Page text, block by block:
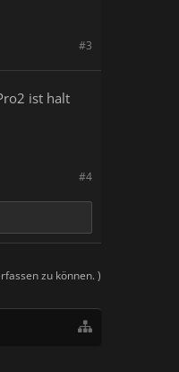
#3
ist halt
#4
zu können. )